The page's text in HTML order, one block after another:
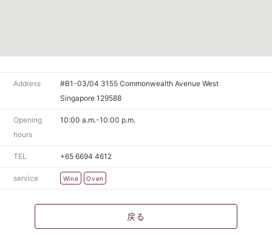
Address
#B1-03/04 3155 Commonwealth Avenue West
Singapore 129588
Opening
hours
10:00 a.m.-10:00 p.m.
TEL +65 6694 4612
service Wine Oven
戻る